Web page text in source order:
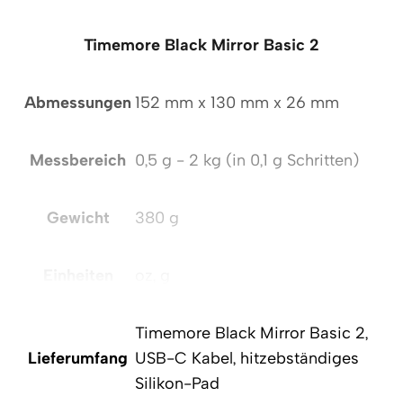
Timemore Black Mirror Basic 2
Abmessungen 152 mm x 130 mm x 26 mm
Messbereich 0,5 g - 2 kg (in 0,1 g Schritten)
Gewicht 380 g
Lieferumfang
Timemore Black Mirror Basic 2,
USB-C Kabel, hitzebständiges
Silikon-Pad